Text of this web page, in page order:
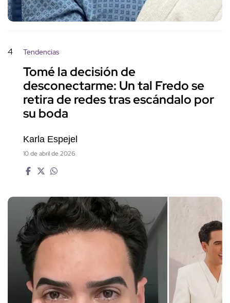
4 Tendencias
Tomé la decisión de
desconectarme: Un tal Fredo se
retira de redes tras escándalo por
su boda
Karla Espejel
10 de abril de 2026